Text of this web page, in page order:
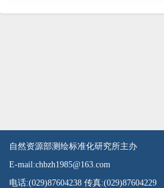
自然资源部测绘标准化研究所主办
E-mail:chbzh1985@163.com
电话:(029)87604238 传真:(029)87604229